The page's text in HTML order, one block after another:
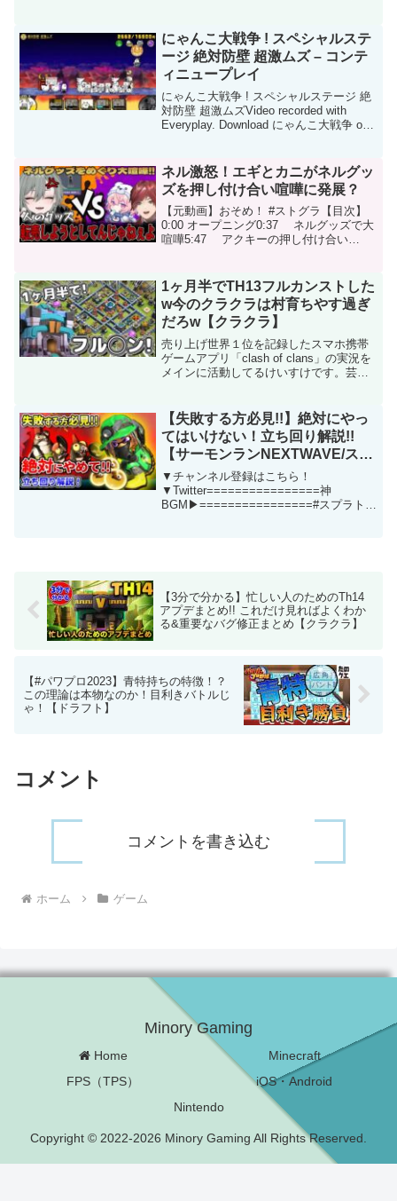
ントにお願いしますPS.ヘレナ24歳は笑
う↓バイオ６の購入は...
にゃんこ大戦争 ! スペシャルステ
ージ 絶対防壁 超激ムズ – コンテ
ィニュープレイ
にゃんこ大戦争 ! スペシャルステージ 絶
対防壁 超激ムズVideo recorded with
Everyplay. Download にゃんこ大戦争 on
ネル激怒！エギとカニがネルグッ
ズを押し付け合い喧嘩に発展？
【元動画】おそめ！ #ストグラ【目次】
0:00 オープニング0:37 ネルグッズで大
喧嘩5:47 アクキーの押し付け合い
＊＊＊＊＊＊＊＊＊＊＊＊＊...
1ヶ月半でTH13フルカンストした
w今のクラクラは村育ちやす過ぎ
だろw【クラクラ】
売り上げ世界１位を記録したスマホ携帯
ゲームアプリ「clash of clans」の実況を
メインに活動してるけいすけです。芸人
界4位【初公開】エアギター世界大...
【失敗する方必見!!】絶対にやっ
てはいけない！立ち回り解説!!
【サーモンランNEXTWAVE/スプ
ラトゥーン3】
▼チャンネル登録はこちら！
▼Twitter================神
BGM▶================#スプラトゥ
【3分で分かる】忙しい人のためのTh14
アプデまとめ!! これだけ見ればよくわか
る&重要なバグ修正まとめ【クラクラ】
【#パワプロ2023】青特持ちの特徴！？
この理論は本物なのか！目利きバトルじ
ゃ！【ドラフト】
コメント
コメントを書き込む
ホーム ゲーム
Minory Gaming
Home
Minecraft
FPS（TPS）
iOS・Android
Nintendo
Copyright © 2022-2026 Minory Gaming All Rights Reserved.